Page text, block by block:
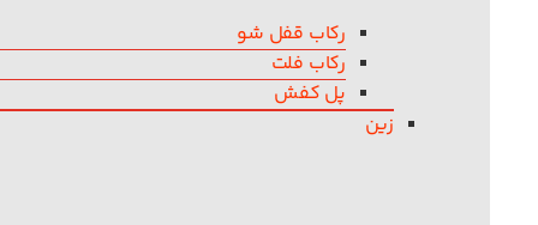
رکاب قفل شو
رکاب فلت
پل کفش
زین